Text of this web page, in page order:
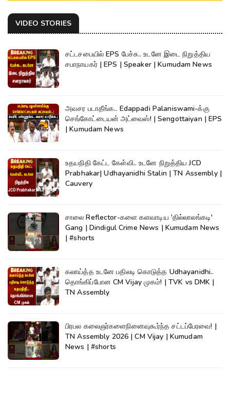
VIDEO STORIES
சட்டசபையில் EPS பேச்சு.. உடனே இடை நிறுத்திய
சபாநாயகர் | EPS | Speaker | Kumudam News
அவசர படாதீங்க.. Edappadi Palaniswami-க்கு
செங்கோட்டையன் அட்வைஸ்! | Sengottaiyan | EPS
| Kumudam News
உதயநிதி கேட்ட கேள்வி.. உடனே நிறுத்திய JCD
Prabhakar| Udhayanidhi Stalin | TN Assembly |
Cauvery
சாலை Reflector-களை களவாடிய 'தில்லாலங்கடி'
Gang | Dindigul Crime News | Kumudam News
| #shorts
கலாய்த்த உடனே பதிலடி கொடுத்த Udhayanidhi..
தொங்கிப்போன CM Vijay முகம்! | TVK vs DMK |
TN Assembly
பிரபல கலைஞர்களைநினைவுகூர்ந்த சட்டப்பேரவை! |
TN Assembly 2026 | CM Vijay | Kumudam
News | #shorts